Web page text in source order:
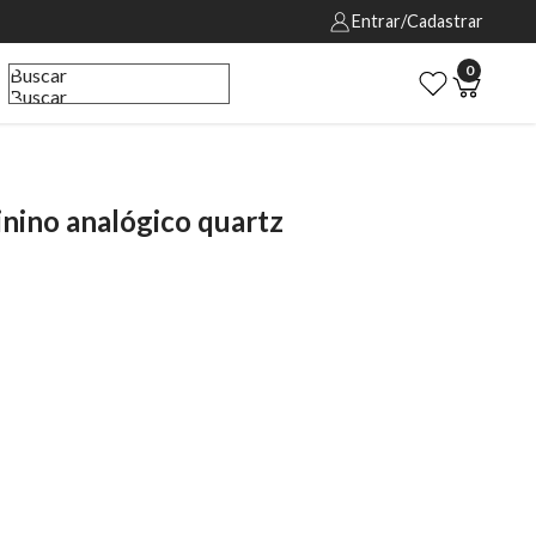
Entrar/Cadastrar
Buscar
Buscar
0
analógico quartz